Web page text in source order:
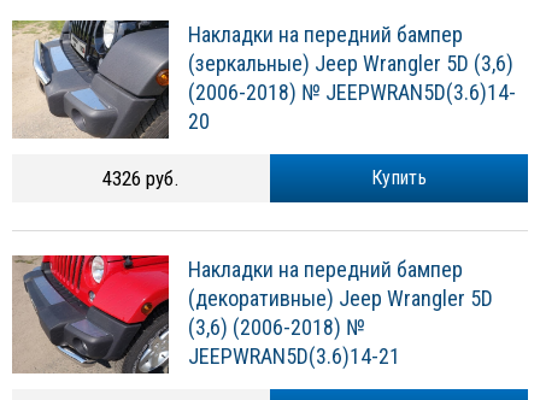
Накладки на передний бампер
(зеркальные) Jeep Wrangler 5D (3,6)
(2006-2018) № JEEPWRAN5D(3.6)14-
20
Купить
4326 руб.
Накладки на передний бампер
(декоративные) Jeep Wrangler 5D
(3,6) (2006-2018) №
JEEPWRAN5D(3.6)14-21